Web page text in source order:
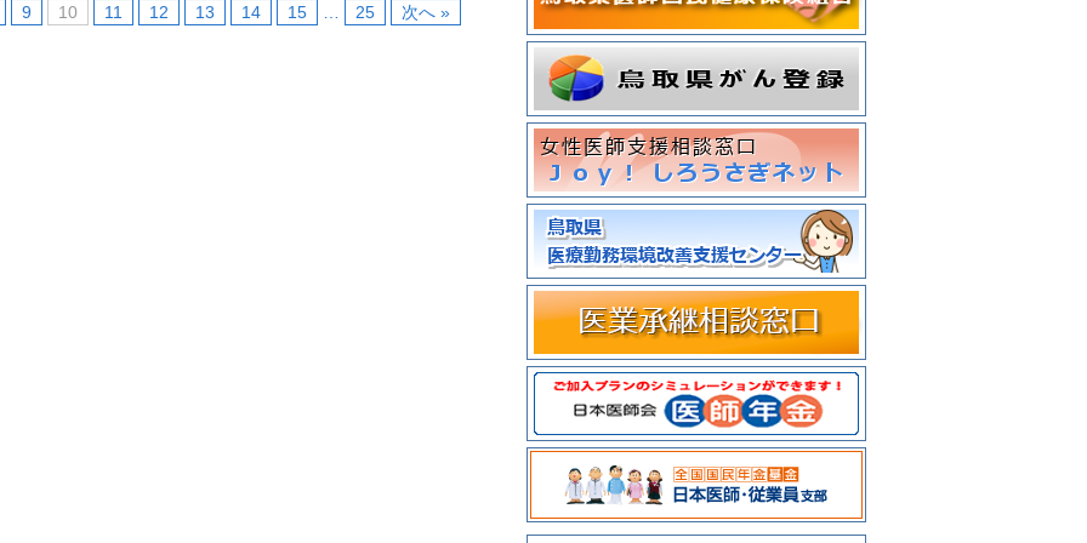
9 10 11 12 13 14 15 25 次へ »